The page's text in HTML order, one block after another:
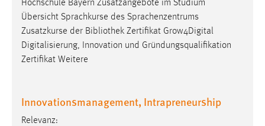
Hochschule Bayern Zusatzangebote im Studium
Übersicht Sprachkurse des Sprachenzentrums
Zusatzkurse der Bibliothek Zertifikat Grow4Digital
Digitalisierung, Innovation und Gründungsqualifikation
Zertifikat Weitere
Innovationsmanagement, Intrapreneurship
Relevanz: